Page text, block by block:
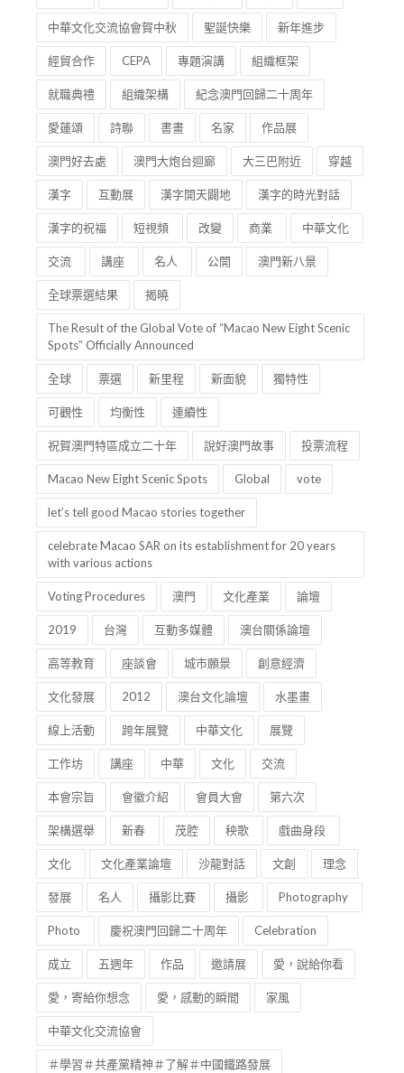
中華文化交流協會賀中秋 聖誕快樂 新年進步
經貿合作 CEPA 專題演講 組織框架
就職典禮 組織架構 紀念澳門回歸二十周年
愛蓮頌 詩聯 書畫 名家 作品展
澳門好去處 澳門大炮台迴廊 大三巴附近 穿越
漢字 互動展 漢字開天闢地 漢字的時光對話
漢字的祝福 短視頻 改變 商業 中華文化
交流 講座 名人 公開 澳門新八景
全球票選結果 揭曉
The Result of the Global Vote of “Macao New Eight Scenic
Spots” Officially Announced
全球 票選 新里程 新面貌 獨特性
可觀性 均衡性 連續性
祝賀澳門特區成立二十年 說好澳門故事 投票流程
Macao New Eight Scenic Spots Global vote
let’s tell good Macao stories together
celebrate Macao SAR on its establishment for 20 years
with various actions
Voting Procedures 澳門 文化產業 論壇
2019 台灣 互動多媒體 澳台關係論壇
高等教育 座談會 城市願景 創意經濟
文化發展 2012 澳台文化論壇 水墨畫
線上活動 跨年展覽 中華文化 展覽
工作坊 講座 中華 文化 交流
本會宗旨 會徽介紹 會員大會 第六次
架構選舉 新春 茂腔 秧歌 戲曲身段
文化 文化產業論壇 沙龍對話 文創 理念
發展 名人 攝影比賽 攝影 Photography
Photo 慶祝澳門回歸二十周年 Celebration
成立 五週年 作品 邀請展 愛，說給你看
愛，寄給你想念 愛，感動的瞬間 家風
中華文化交流協會
＃學習＃共產黨精神＃了解＃中國鐵路發展